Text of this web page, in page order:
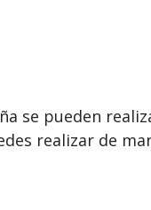
se pueden
realizar de